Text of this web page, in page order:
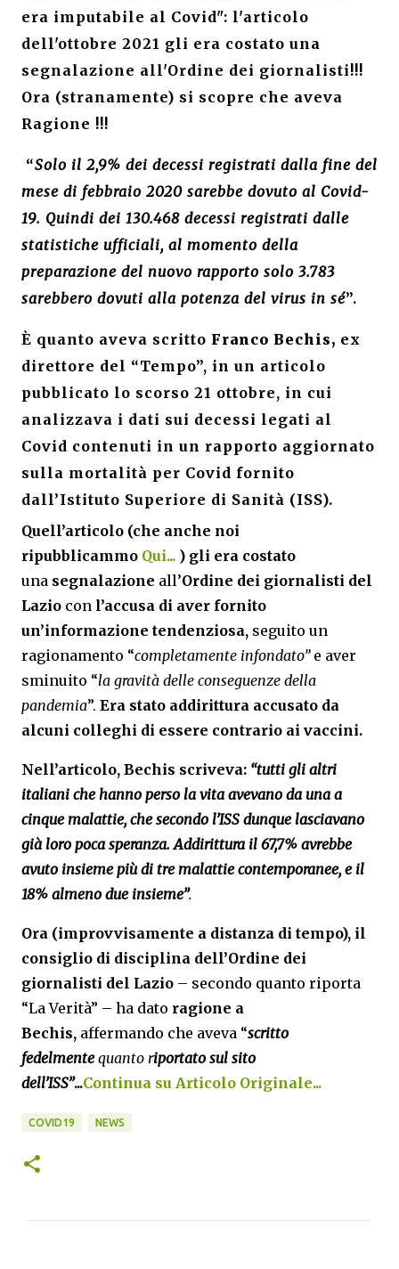
era imputabile al Covid": l'articolo
dell'ottobre 2021 gli era costato una
segnalazione all'Ordine dei giornalisti!!!
Ora (stranamente) si scopre che aveva
Ragione !!!
“Solo il 2,9% dei decessi registrati dalla fine del
mese di febbraio 2020 sarebbe dovuto al Covid-
19. Quindi dei 130.468 decessi registrati dalle
statistiche ufficiali, al momento della
preparazione del nuovo rapporto solo 3.783
sarebbero dovuti alla potenza del virus in sé”.
È quanto aveva scritto Franco Bechis, ex
direttore del “Tempo”, in un articolo
pubblicato lo scorso 21 ottobre, in cui
analizzava i dati sui decessi legati al
Covid contenuti in un rapporto aggiornato
sulla mortalità per Covid fornito
dall’Istituto Superiore di Sanità (ISS).
Quell’articolo (che anche noi
ripubblicammo Qui... ) gli era costato
una segnalazione all’Ordine dei giornalisti del
Lazio con l’accusa di aver fornito
un’informazione tendenziosa, seguito un
ragionamento “completamente infondato”e aver
sminuito “la gravità delle conseguenze della
pandemia”. Era stato addirittura accusato da
alcuni colleghi di essere contrario ai vaccini.
Nell’articolo, Bechis scriveva: “tutti gli altri
italiani che hanno perso la vita avevano da una a
cinque malattie, che secondo l’ISS dunque lasciavano
già loro poca speranza. Addirittura il 67,7% avrebbe
avuto insieme più di tre malattie contemporanee, e il
18% almeno due insieme”.
Ora (improvvisamente a distanza di tempo), il
consiglio di disciplina dell’Ordine dei
giornalisti del Lazio – secondo quanto riporta
“La Verità” – ha dato ragione a
Bechis, affermando che aveva “scritto
fedelmentequanto riportato sul sito
dell’ISS”...Continua su Articolo Originale...
COVID19 NEWS